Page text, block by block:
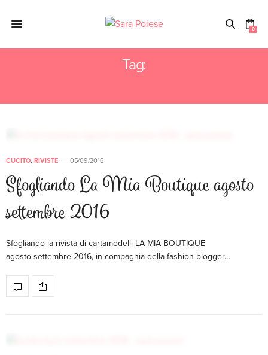
0
Tag:
CUCITO, RIVISTE 05/09/2016
Sfogliando La Mia Boutique agosto
settembre 2016
Sfogliando la rivista di cartamodelli LA MIA BOUTIQUE
agosto settembre 2016, in compagnia della fashion blogger…